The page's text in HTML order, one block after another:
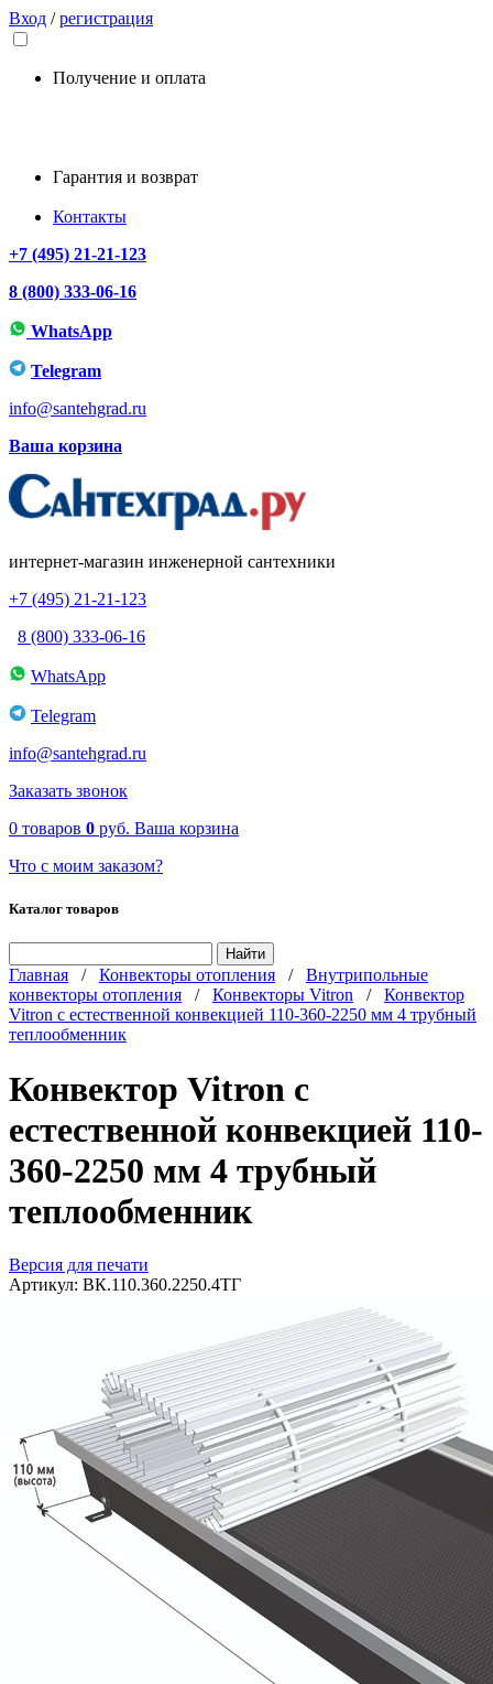
Вход /регистрация
Получение и оплата
Гарантия и возврат
Контакты
+7 (495) 21-21-123
8 (800) 333-06-16
WhatsApp
Telegram
info@santehgrad.ru
Ваша корзина
интернет-магазин инженерной сантехники
+7 (495) 21-21-123
8 (800) 333-06-16
WhatsApp
Telegram
info@santehgrad.ru
Заказать звонок
0 товаров 0 руб. Ваша корзина
Что с моим заказом?
Каталог товаров
Главная / Конвекторы отопления / Внутрипольные
конвекторы отопления / Конвекторы Vitron / Конвектор
Vitron с естественной конвекцией 110-360-2250 мм 4 трубный
теплообменник
Конвектор Vitron с
естественной конвекцией 110-
360-2250 мм 4 трубный
теплообменник
Версия для печати
Артикул: ВК.110.360.2250.4ТГ